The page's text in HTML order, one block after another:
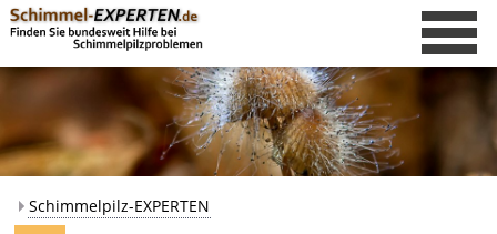
Schimmelpilz-EXPERTEN